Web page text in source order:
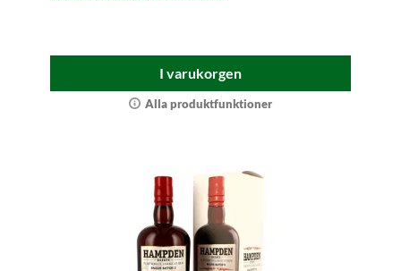
I varukorgen
Alla produktfunktioner